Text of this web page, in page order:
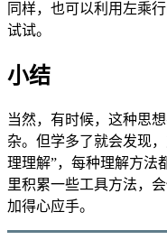
同样，也可以利用左乘
试试。
小结
当然，有时候，这种思
杂。但学多了就会发现
理理解”，每种理解方法
里积累一些工具方法，
加得心应手。